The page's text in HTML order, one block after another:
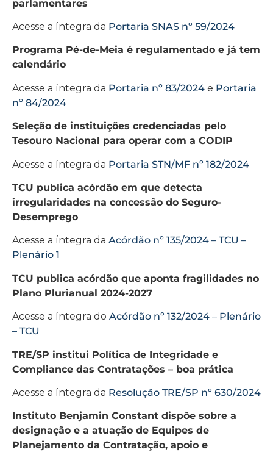
parlamentares
Acesse a íntegra da Portaria SNAS nº 59/2024
Programa Pé-de-Meia é regulamentado e já tem
calendário
Acesse a íntegra da Portaria nº 83/2024 e Portaria
nº 84/2024
Seleção de instituições credenciadas pelo
Tesouro Nacional para operar com a CODIP
Acesse a íntegra da Portaria STN/MF nº 182/2024
TCU publica acórdão em que detecta
irregularidades na concessão do Seguro-
Desemprego
Acesse a íntegra da Acórdão nº 135/2024 – TCU –
Plenário 1
TCU publica acórdão que aponta fragilidades no
Plano Plurianual 2024-2027
Acesse a íntegra do Acórdão nº 132/2024 – Plenário
– TCU
TRE/SP institui Política de Integridade e
Compliance das Contratações – boa prática
Acesse a íntegra da Resolução TRE/SP nº 630/2024
Instituto Benjamin Constant dispõe sobre a
designação e a atuação de Equipes de
Planejamento da Contratação, apoio e